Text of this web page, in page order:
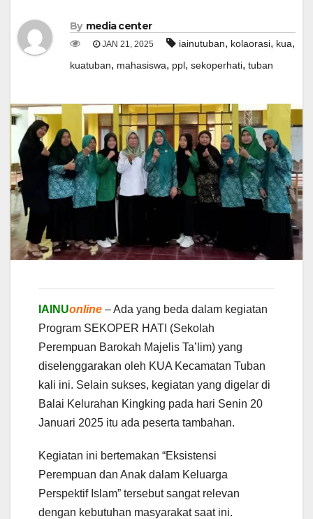
By media center
JAN 21, 2025 iainutuban, kolaorasi, kua,
kuatuban, mahasiswa, ppl, sekoperhati, tuban
IAINUonline – Ada yang beda dalam kegiatan
Program SEKOPER HATI (Sekolah
Perempuan Barokah Majelis Ta’lim) yang
diselenggarakan oleh KUA Kecamatan Tuban
kali ini. Selain sukses, kegiatan yang digelar di
Balai Kelurahan Kingking pada hari Senin 20
Januari 2025 itu ada peserta tambahan.
Kegiatan ini bertemakan “Eksistensi
Perempuan dan Anak dalam Keluarga
Perspektif Islam” tersebut sangat relevan
dengan kebutuhan masyarakat saat ini.